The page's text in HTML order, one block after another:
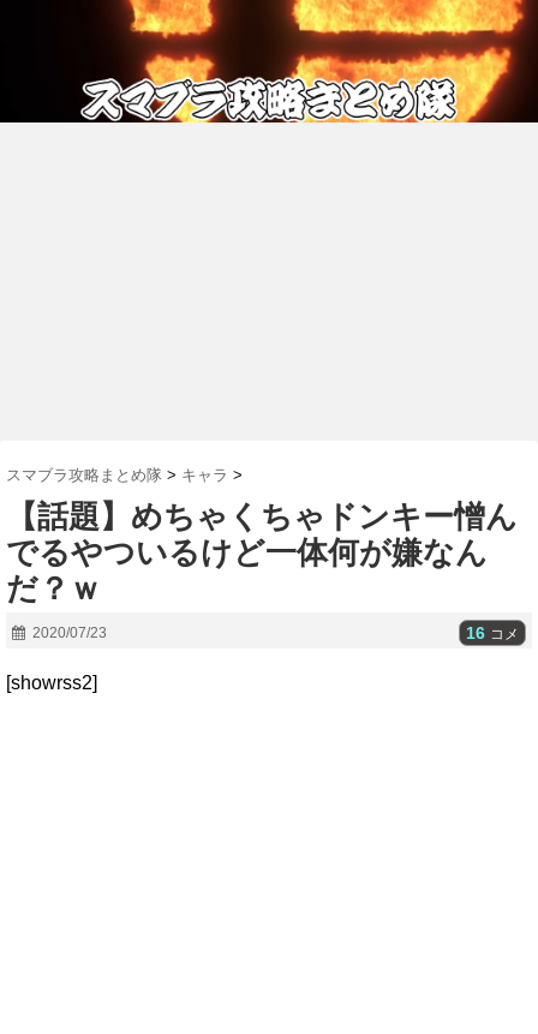
スマブラ攻略まとめ隊 > キャラ >
【話題】めちゃくちゃドンキー憎ん
でるやついるけど一体何が嫌なん
だ？ｗ
2020/07/23 16 コメ
[showrss2]